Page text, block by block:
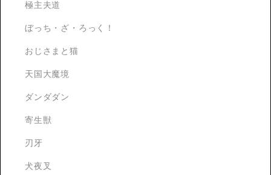
極主夫道
ぼっち・ざ・ろっく！
おじさまと猫
天国大魔境
ダンダダン
寄生獣
刃牙
犬夜叉